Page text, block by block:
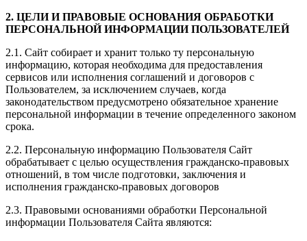
2. ЦЕЛИ И ПРАВОВЫЕ ОСНОВАНИЯ ОБРАБОТКИ
ПЕРСОНАЛЬНОЙ ИНФОРМАЦИИ ПОЛЬЗОВАТЕЛЕЙ
2.1. Сайт собирает и хранит только ту персональную
информацию, которая необходима для предоставления
сервисов или исполнения соглашений и договоров с
Пользователем, за исключением случаев, когда
законодательством предусмотрено обязательное хранение
персональной информации в течение определенного законом
срока.
2.2. Персональную информацию Пользователя Сайт
обрабатывает с целью осуществления гражданско-правовых
отношений, в том числе подготовки, заключения и
исполнения гражданско-правовых договоров
2.3. Правовыми основаниями обработки Персональной
информации Пользователя Сайта являются: